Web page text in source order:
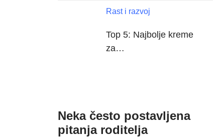
Rast i razvoj
Top 5: Najbolje kreme
za…
Neka često postavljena
pitanja roditelja